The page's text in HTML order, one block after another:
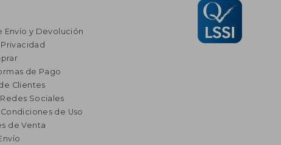
Envío y Devolución
de Pago
Clientes
Sociales
de Uso
de Venta